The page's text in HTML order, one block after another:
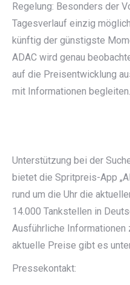
Regelung: Besonders der
Tagesverlauf einzig
künftig der günstigste
ADAC wird genau
auf die Preisentwicklung
mit Informationen begleiten.
Unterstützung bei der
bietet die Spritpreis-App
rund um die Uhr die
14.000 Tankstellen in
Ausführliche
aktuelle Preise gibt es
Pressekontakt: